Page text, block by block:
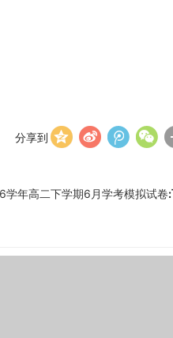
分享到
年高二下学期6月学考模拟试卷